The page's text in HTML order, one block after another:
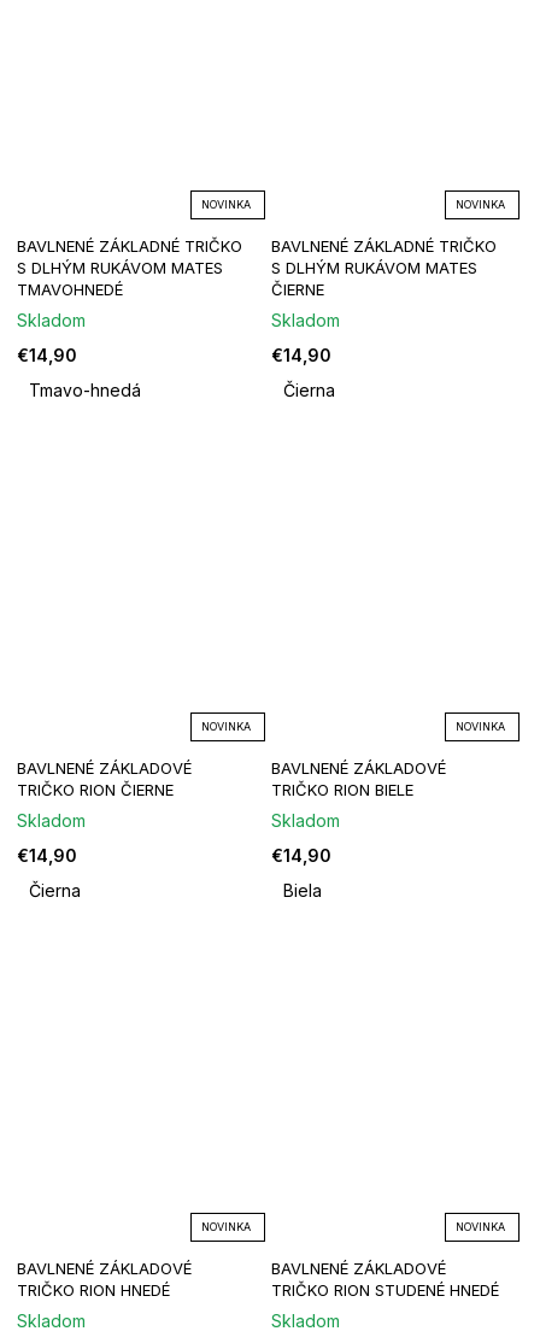
NOVINKA
BAVLNENÉ ZÁKLADNÉ TRIČKO
S DLHÝM RUKÁVOM MATES
TMAVOHNEDÉ
Skladom
€14,90
Tmavo-hnedá
NOVINKA
BAVLNENÉ ZÁKLADNÉ TRIČKO
S DLHÝM RUKÁVOM MATES
ČIERNE
Skladom
€14,90
Čierna
NOVINKA
BAVLNENÉ ZÁKLADOVÉ
TRIČKO RION ČIERNE
Skladom
€14,90
Čierna
NOVINKA
BAVLNENÉ ZÁKLADOVÉ
TRIČKO RION BIELE
Skladom
€14,90
Biela
NOVINKA
BAVLNENÉ ZÁKLADOVÉ
TRIČKO RION HNEDÉ
Skladom
NOVINKA
BAVLNENÉ ZÁKLADOVÉ
TRIČKO RION STUDENÉ HNEDÉ
Skladom